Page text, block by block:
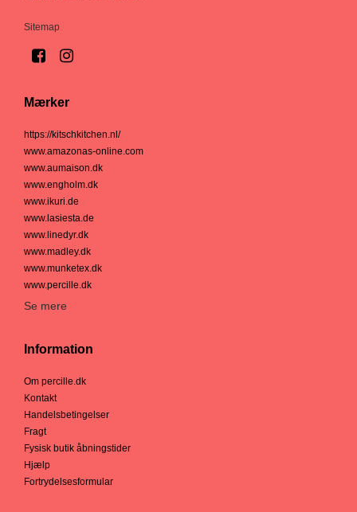
Sitemap
Mærker
https://kitschkitchen.nl/
www.amazonas-online.com
www.aumaison.dk
www.engholm.dk
www.ikuri.de
www.lasiesta.de
www.linedyr.dk
www.madley.dk
www.munketex.dk
www.percille.dk
Se mere
Information
Om percille.dk
Kontakt
Handelsbetingelser
Fragt
Fysisk butik åbningstider
Hjælp
Fortrydelsesformular